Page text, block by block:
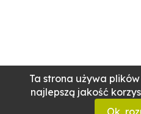
Ta strona używa
najlepszą jakość
Ok,